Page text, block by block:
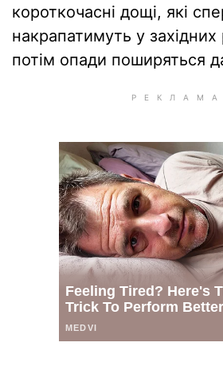
короткочасні дощі, які
накрапатимуть у західних
потім опади поширяться